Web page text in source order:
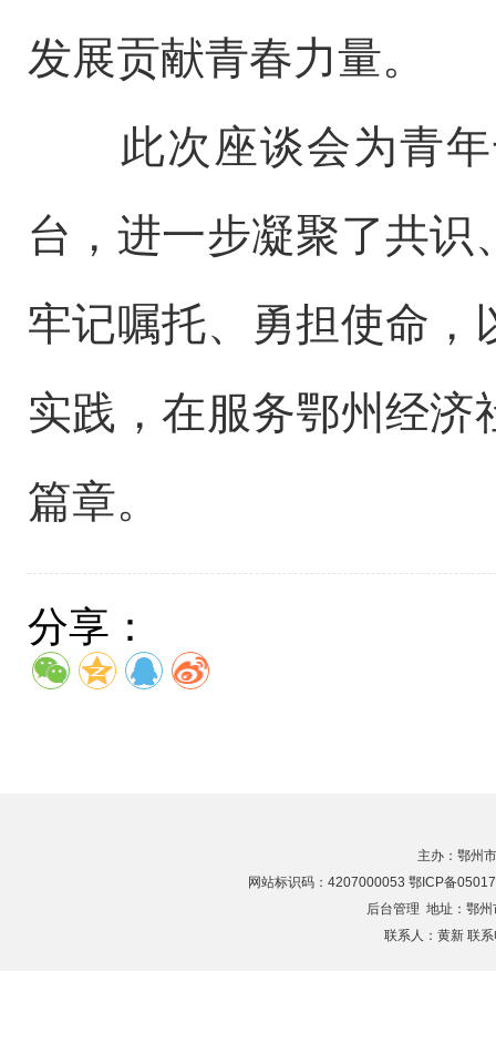
发展贡献青春力量。
此次座谈会为青
台，进一步凝聚了共
牢记嘱托、勇担使命 ，
实践，在服务鄂州经
篇章。
分享：
主办：鄂州
网站标识码：4207000053 鄂ICP备
后台管理 地址：鄂
联系人：黄新 联